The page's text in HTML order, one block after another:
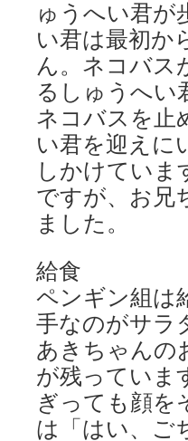
ゅうへい君が
い君は最初か
ん。ネコバス
るしゅうへい
ネコバスを止
い君を迎えに
しかけていま
ですが、お兄
ました。
給食
ペンギン組は
手なのがサラ
あきちゃんの
が残っていま
ぎっても顔を
は「はい、ご